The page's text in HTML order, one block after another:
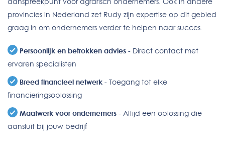
provincies in Nederland zet Rudy zijn expertise op dit gebied
graag in om ondernemers verder te helpen naar succes.
Persoonlijk en betrokken advies - Direct contact met
ervaren specialisten
Breed financieel netwerk - Toegang tot elke
financieringsoplossing
Maatwerk voor ondernemers - Altijd een oplossing die
aansluit bij jouw bedrijf